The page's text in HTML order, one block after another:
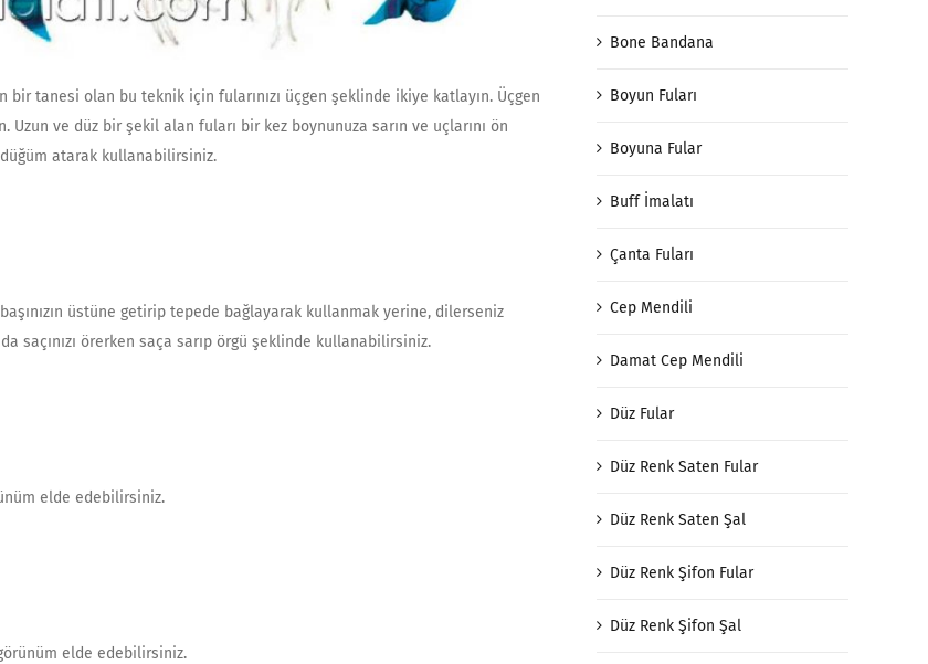
tanesi olan bu teknik için fularınızı üçgen şeklinde ikiye katlayın. Üçgen
ve düz bir şekil alan fuları bir kez boynunuza sarın ve uçlarını ön
atarak kullanabilirsiniz.
üstüne getirip tepede bağlayarak kullanmak yerine, dilerseniz
saçınızı örerken saça sarıp örgü şeklinde kullanabilirsiniz.
elde edebilirsiniz.
elde edebilirsiniz.
Bone Bandana
Boyun Fuları
Boyuna Fular
Buff İmalatı
Çanta Fuları
Cep Mendili
Damat Cep Mendili
Düz Fular
Düz Renk Saten Fular
Düz Renk Saten Şal
Düz Renk Şifon Fular
Düz Renk Şifon Şal